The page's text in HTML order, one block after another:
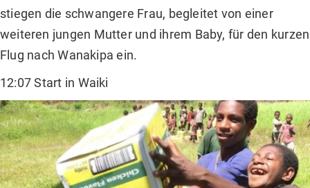
stiegen die schwangere Frau, begleitet von einer
weiteren jungen Mutter und ihrem Baby, für den kurzen
Flug nach Wanakipa ein.
12:07 Start in Waiki